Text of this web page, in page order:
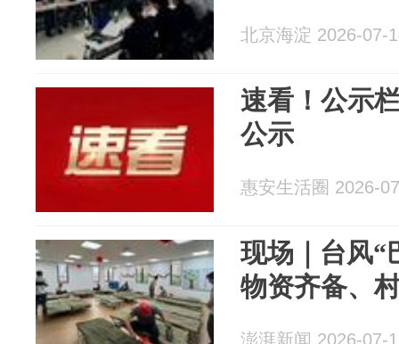
北京海淀 2026-07-
速看！公示
公示
惠安生活圈 2026-
现场｜台风“
物资齐备、
澎湃新闻 2026-07-